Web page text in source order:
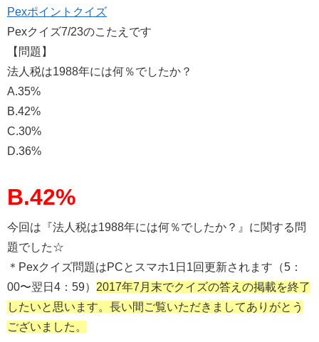
Pexポイントクイズ
Pexクイズ7/23のこたえです
【問題】
法人税は1988年には何％でしたか？
A.35%
B.42%
C.30%
D.36%
B.42%
今回は『法人税は1988年には何％でしたか？』に関する問
題でした☆
＊Pexクイズ問題はPCとスマホ1日1回更新されます（5：
00〜翌日4：59） 2017年7月末でクイズの答えの掲載を終了
したいと思います。長い間ご覧いただきましてありがとう
ございました。